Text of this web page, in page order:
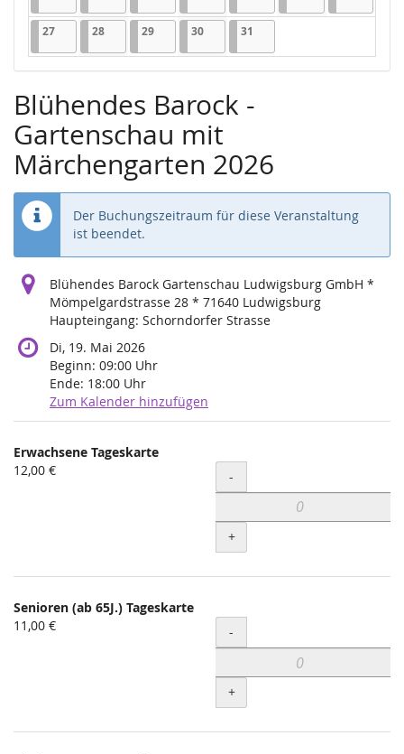
2727.07.2026
1 Veranstaltung
2828.07.2026
1 Veranstaltung
2929.07.2026
1 Veranstaltung
3030.07.2026
1 Veranstaltung
31
Blühendes Barock -
Gartenschau mit
Märchengarten 2026
Der Buchungszeitraum für diese Veranstaltung
ist beendet.
Blühendes Barock Gartenschau Ludwigsburg GmbH *
Mömpelgardstrasse 28 * 71640 Ludwigsburg
Haupteingang: Schorndorfer Strasse
Di, 19. Mai 2026
Beginn: 09:00 Uhr
Ende: 18:00 Uhr
Zum Kalender hinzufügen
Produkte
Unkategorisierte
Erwachsene Tageskarte
12,00 €
Menge
-
+
Senioren (ab 65J.) Tageskarte
11,00 €
Menge
-
+